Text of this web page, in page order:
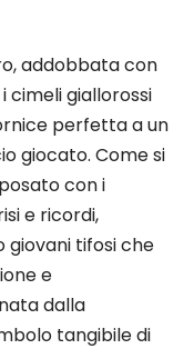
addobbata con
cimeli giallorossi
perfetta a un
giocato. Come si
con i
e ricordi,
tifosi che
e
dalla
tangibile di